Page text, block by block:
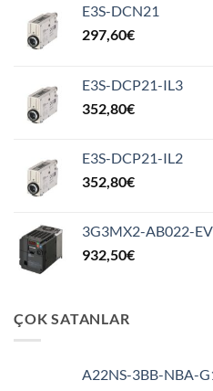
E3S-DCN21
297,60€
E3S-DCP21-IL3
352,80€
E3S-DCP21-IL2
352,80€
3G3MX2-AB022-
932,50€
ÇOK SATANLAR
A22NS-3BB-NBA-